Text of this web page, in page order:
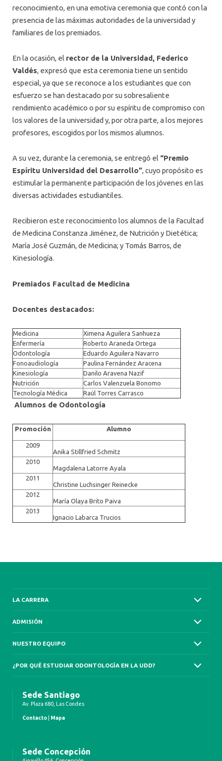
reconocimiento, en una emotiva ceremonia que contó con la
presencia de las máximas autoridades de la universidad y
familiares de los premiados.
En la ocasión, el rector de la Universidad, Federico
Valdés, expresó que esta ceremonia tiene un sentido
especial, ya que se reconoce a los estudiantes que con
esfuerzo se han destacado por su sobresaliente
rendimiento académico o por su espíritu de compromiso con
los valores de la universidad y, por otra parte, a los mejores
profesores, escogidos por los mismos alumnos.
A su vez, durante la ceremonia, se entregó el “Premio
Espíritu Universidad del Desarrollo”, cuyo propósito es
estimular la permanente participación de los jóvenes en las
diversas actividades estudiantiles.
Recibieron este reconocimiento los alumnos de la Facultad
de Medicina Constanza Jiménez, de Nutrición y Dietética;
María José Guzmán, de Medicina; y Tomás Barros, de
Kinesiología.
Premiados Facultad de Medicina
Docentes destacados:
Medicina
Ximena Aguilera Sanhueza
Enfermería
Roberto Araneda Ortega
Odontología
Eduardo Aguilera Navarro
Fonoaudiología
Paulina Fernández Aracena
Kinesiología
Danilo Aravena Nazif
Nutrición
Carlos Valenzuela Bonomo
Tecnología Médica
Raúl Torres Carrasco
Alumnos de Odontología
Promoción Alumno
2009
Anika Stillfried Schmitz
2010
Magdalena Latorre Ayala
2011
Christine Luchsinger Reinecke
2012
María Olaya Brito Paiva
2013
Ignacio Labarca Trucios
LA CARRERA
ADMISIÓN
NUESTRO EQUIPO
¿POR QUÉ ESTUDIAR ODONTOLOGÍA EN LA UDD?
Sede Santiago
Av. Plaza 680, Las Condes
Contacto Mapa
Sede Concepción